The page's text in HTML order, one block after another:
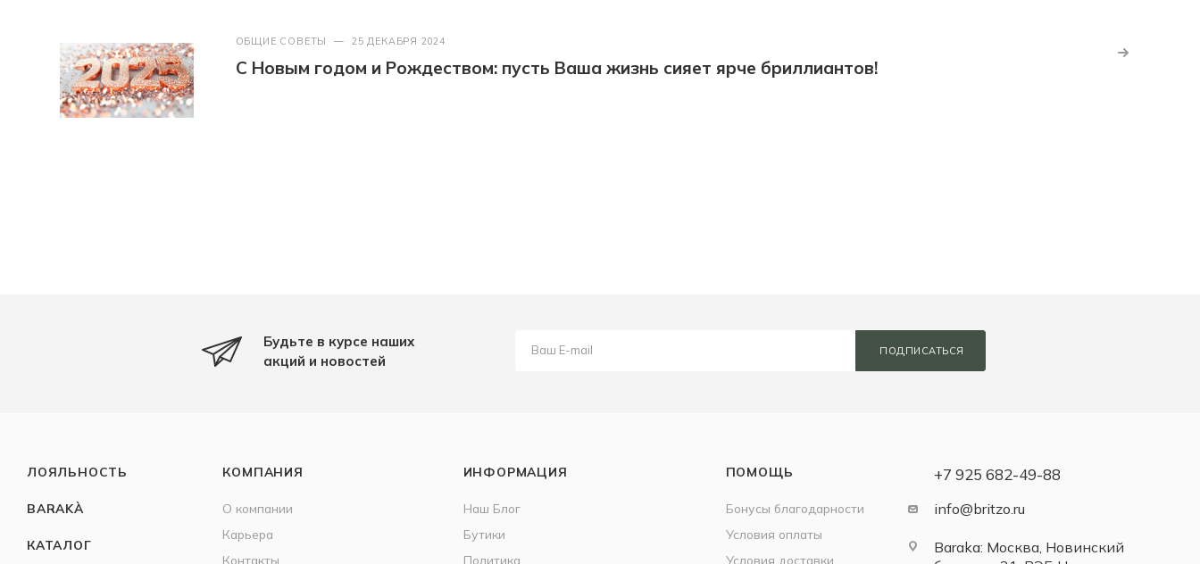
ОБЩИЕ СОВЕТЫ — 25 ДЕКАБРЯ 2024
С Новым годом и Рождеством: пусть Ваша жизнь сияет ярче бриллиантов!
Будьте в курсе наших
акций и новостей
ПОДПИСАТЬСЯ
ЛОЯЛЬНОСТЬ
BARAKÀ
КАТАЛОГ
КОМПАНИЯ
О компании
Карьера
Контакты
ИНФОРМАЦИЯ
Наш Блог
Бутики
Политика
ПОМОЩЬ
Бонусы благодарности
Условия оплаты
Условия доставки
+7 925 682-49-88
info@britzo.ru
Baraka: Москва, Новинский